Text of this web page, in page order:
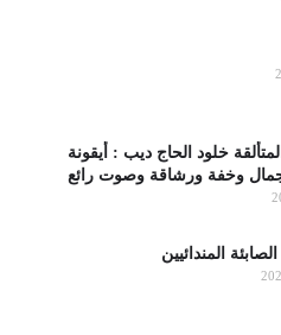
المتألقة خلود الحاج ديب : أيقونة
جمال وخفة ورشاقة وصوت رائع
المندائيين